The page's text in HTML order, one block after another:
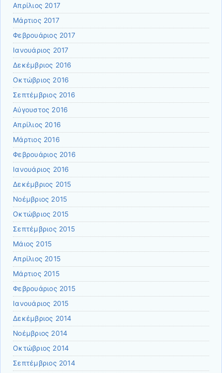
Απρίλιος 2017
Μάρτιος 2017
Φεβρουάριος 2017
Ιανουάριος 2017
Δεκέμβριος 2016
Οκτώβριος 2016
Σεπτέμβριος 2016
Αύγουστος 2016
Απρίλιος 2016
Μάρτιος 2016
Φεβρουάριος 2016
Ιανουάριος 2016
Δεκέμβριος 2015
Νοέμβριος 2015
Οκτώβριος 2015
Σεπτέμβριος 2015
Μάιος 2015
Απρίλιος 2015
Μάρτιος 2015
Φεβρουάριος 2015
Ιανουάριος 2015
Δεκέμβριος 2014
Νοέμβριος 2014
Οκτώβριος 2014
Σεπτέμβριος 2014